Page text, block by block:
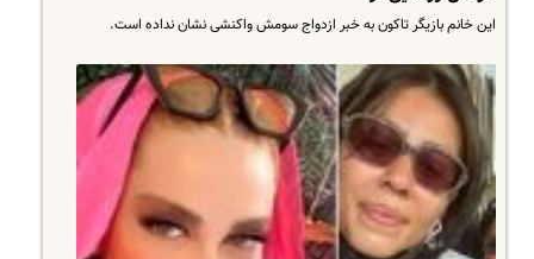
این خانم بازیگر تاکون به خبر ازدواج سومش واکنشی نشان نداده است.